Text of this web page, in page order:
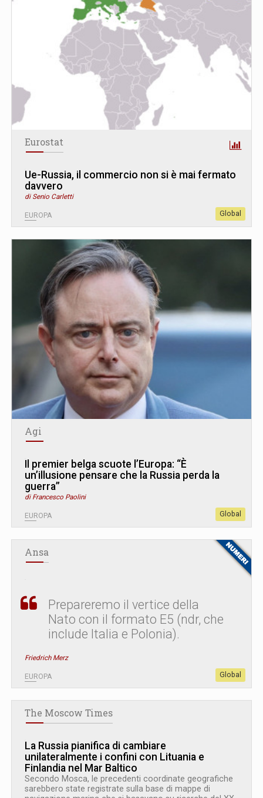
Eurostat
Ue-Russia, il commercio non si è mai fermato
davvero
di Senio Carletti
EUROPA Global
Agi
Il premier belga scuote l’Europa: “È
un’illusione pensare che la Russia perda la
guerra”
di Francesco Paolini
EUROPA Global
Ansa
Prepareremo il vertice della
Nato con il formato E5 (ndr, che
include Italia e Polonia).
Friedrich Merz
EUROPA Global
The Moscow Times
La Russia pianifica di cambiare
unilateralmente i confini con Lituania e
Finlandia nel Mar Baltico
Secondo Mosca, le precedenti coordinate geografiche
sarebbero state registrate sulla base di mappe di